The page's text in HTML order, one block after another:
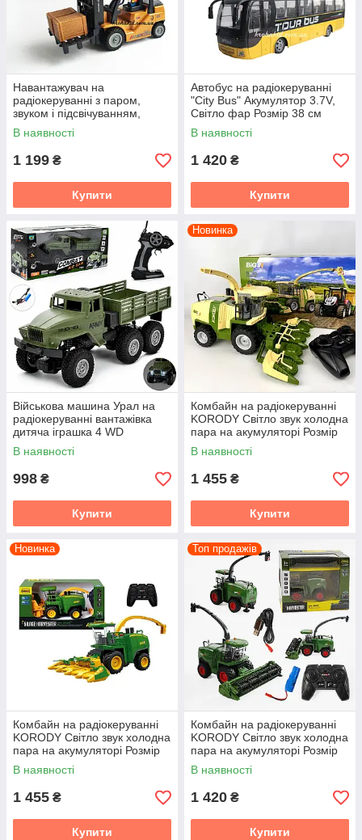
Навантажувач на
радіокеруванні з паром,
звуком і підсвічуванням,
масштаб 1:24 (акумулятор,
пульт 2.4GHz, фігурка,
В наявності
1 199 ₴
Купити
Автобус на радіокеруванні
"City Bus" Акумулятор 3.7V,
Світло фар Розмір 38 см
В наявності
1 420 ₴
Купити
Військова машина Урал на
радіокеруванні вантажівка
дитяча іграшка 4 WD
акумулятор світло
амортизатори
В наявності
998 ₴
Купити
Новинка
Комбайн на радіокеруванні
KORODY Світло звук холодна
пара на акумуляторі Розмір
27 см
В наявності
1 455 ₴
Купити
Новинка
Комбайн на радіокеруванні
KORODY Світло звук холодна
пара на акумуляторі Розмір
27 см
В наявності
1 455 ₴
Купити
Топ продажів
Комбайн на радіокеруванні
KORODY Світло звук холодна
пара на акумуляторі Розмір
27 см
В наявності
1 420 ₴
Купити